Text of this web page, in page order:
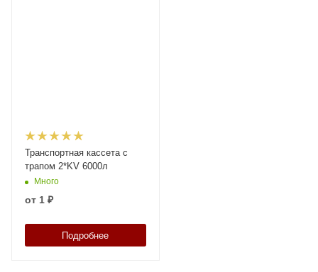
Транспортная кассета с
трапом 2*KV 6000л
Много
от 1 ₽
Подробнее